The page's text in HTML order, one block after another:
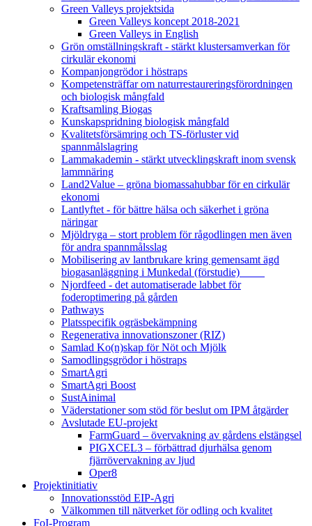
Green Valleys projektsida
Green Valleys koncept 2018-2021
Green Valleys in English
Grön omställningskraft - stärkt klustersamverkan för
cirkulär ekonomi
Kompanjongrödor i höstraps
Kompetensträffar om naturrestaureringsförordningen
och biologisk mångfald
Kraftsamling Biogas
Kunskapspridning biologisk mångfald
Kvalitetsförsämring och TS-förluster vid
spannmålslagring
Lammakademin - stärkt utvecklingskraft inom svensk
lammnäring
Land2Value – gröna biomassahubbar för en cirkulär
ekonomi
Lantlyftet - för bättre hälsa och säkerhet i gröna
näringar
Mjöldryga – stort problem för rågodlingen men även
för andra spannmålsslag
Mobilisering av lantbrukare kring gemensamt ägd
biogasanläggning i Munkedal (förstudie)
Njordfeed - det automatiserade labbet för
foderoptimering på gården
Pathways
Platsspecifik ogräsbekämpning
Regenerativa innovationszoner (RIZ)
Samlad Ko(n)skap för Nöt och Mjölk
Samodlingsgrödor i höstraps
SmartAgri
SmartAgri Boost
SustAinimal
Väderstationer som stöd för beslut om IPM åtgärder
Avslutade EU-projekt
FarmGuard – övervakning av gårdens elstängsel
PIGXCEL3 – förbättrad djurhälsa genom
fjärrövervakning av ljud
Oper8
Projektinitiativ
Innovationsstöd EIP-Agri
Välkommen till nätverket för odling och kvalitet
FoI-Program